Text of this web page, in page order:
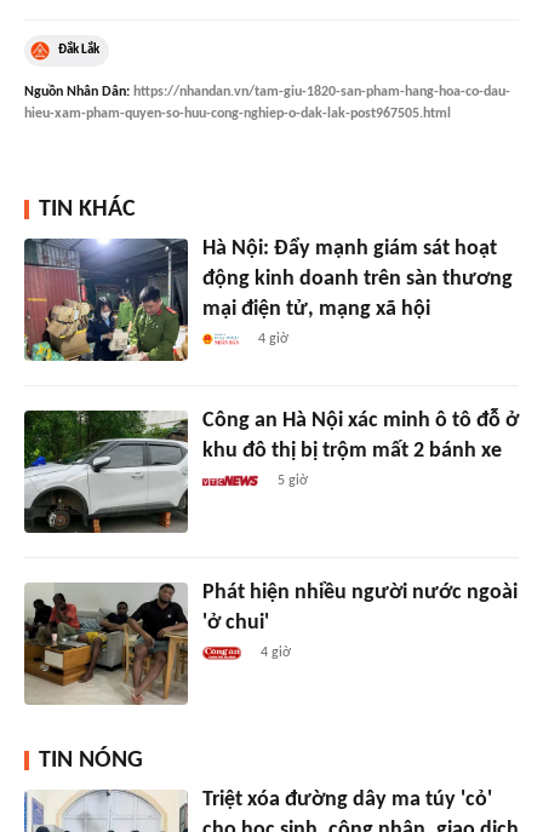
Đắk Lắk
Nguồn Nhân Dân: https://nhandan.vn/tam-giu-1820-san-pham-hang-hoa-co-dau-
hieu-xam-pham-quyen-so-huu-cong-nghiep-o-dak-lak-post967505.html
TIN KHÁC
Hà Nội: Đẩy mạnh giám sát hoạt
động kinh doanh trên sàn thương
mại điện tử, mạng xã hội
4 giờ
Công an Hà Nội xác minh ô tô đỗ ở
khu đô thị bị trộm mất 2 bánh xe
5 giờ
Phát hiện nhiều người nước ngoài
'ở chui'
4 giờ
TIN NÓNG
Triệt xóa đường dây ma túy 'cỏ'